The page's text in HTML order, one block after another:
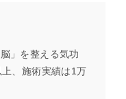
」を整える気功
、施術実績は1万